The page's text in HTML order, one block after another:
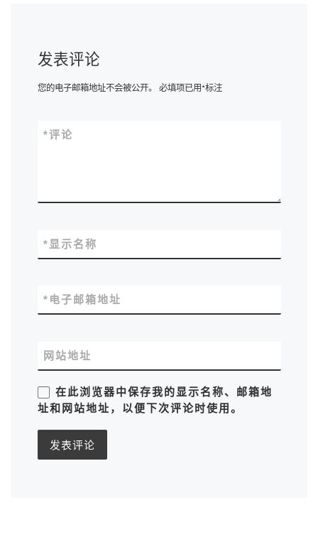
发表评论
您的电子邮箱地址不会被公开。 必填项已用*标注
评论
*
显示名称
*
电子邮箱地址
*
网站地址
在此浏览器中保存我的显示名称、邮箱地
址和网站地址，以便下次评论时使用。